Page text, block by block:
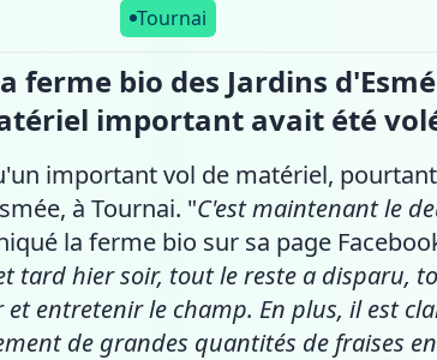
Tournai
ferme bio des Jardins
important avait été
important vol de matériel,
à Tournai. "C'est maintenant le
la ferme bio sur sa page
tard hier soir, tout le reste a disparu,
entretenir le champ. En plus, il est
de grandes quantités de fraises